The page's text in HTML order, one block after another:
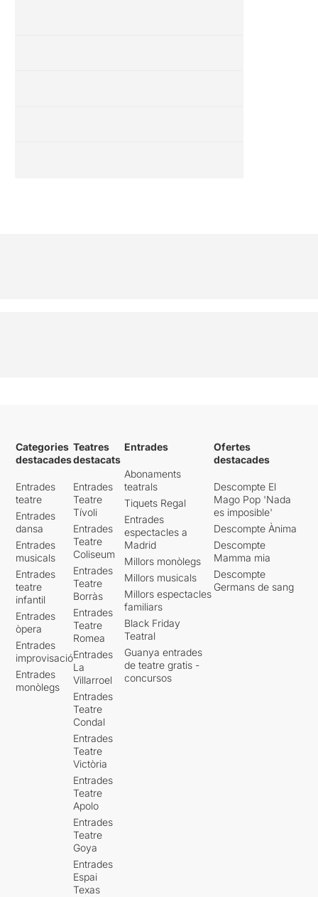
Categories
destacades
Entrades
teatre
Entrades
dansa
Entrades
musicals
Entrades
teatre
infantil
Entrades
òpera
Entrades
improvisació
Entrades
monòlegs
Teatres
destacats
Entrades
Teatre
Tívoli
Entrades
Teatre
Coliseum
Entrades
Teatre
Borràs
Entrades
Teatre
Romea
Entrades
La
Villarroel
Entrades
Teatre
Condal
Entrades
Teatre
Victòria
Entrades
Teatre
Apolo
Entrades
Teatre
Goya
Entrades
Espai
Texas
Entrades
Abonaments
teatrals
Tiquets Regal
Entrades
espectacles a
Madrid
Millors monòlegs
Millors musicals
Millors espectacles
familiars
Black Friday
Teatral
Guanya entrades
de teatre gratis -
concursos
Ofertes
destacades
Descompte El
Mago Pop 'Nada
es imposible'
Descompte Ànima
Descompte
Mamma mia
Descompte
Germans de sang